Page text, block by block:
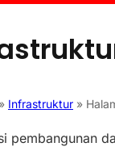
» Infrastruktur »
pembangunan